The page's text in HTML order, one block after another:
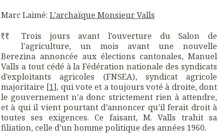
Marc Laimé: L’archaïque Monsieur Valls
Trois jours avant l’ouverture du Salon de
l’agriculture, un mois avant une nouvelle
Berezina annoncée aux élections cantonales, Manuel
Valls a tout cédé à la Fédération nationale des syndicats
d’exploitants agricoles (FNSEA), syndicat agricole
majoritaire [1], qui vote et a toujours voté à droite, dont
le gouvernement n’a donc strictement rien à attendre,
et à qui il vient pourtant d’annoncer qu’il ferait droit à
toutes ses exigences. Ce faisant, M. Valls trahit sa
filiation, celle d’un homme politique des années 1960.